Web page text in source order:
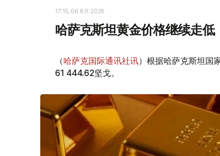
17:15, 06 8月 2026
哈萨克斯坦黄金价格继续走低
（哈萨克国际通讯社讯）根据哈萨克斯坦国
61 444.62坚戈。